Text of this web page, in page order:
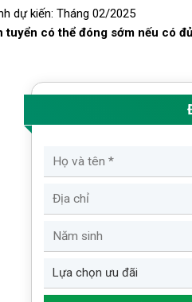
dự kiến: Tháng 02/2025
tuyển có thể đóng sớm nếu có